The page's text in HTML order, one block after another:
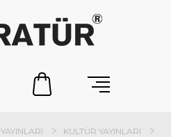
KÜLTÜR YAYINLARI